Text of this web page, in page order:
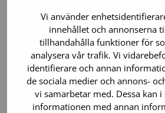
Vi använder
innehållet och annonserna
tillhandahålla funktioner för
analysera vår trafik. Vi
identifierare och annan
de sociala medier och annons-
vi samarbetar med. Dessa kan
informationen med annan